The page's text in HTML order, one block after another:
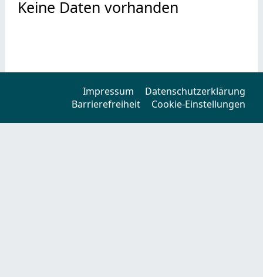
Keine Daten vorhanden
Impressum
Datenschutzerklärung
Barrierefreiheit
Cookie-Einstellungen